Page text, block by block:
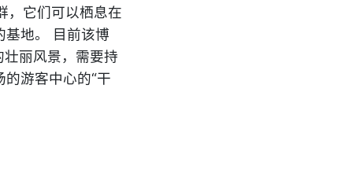
，它们可以栖息在
基地。 目前该博
丽风景，需要持
游客中心的“干